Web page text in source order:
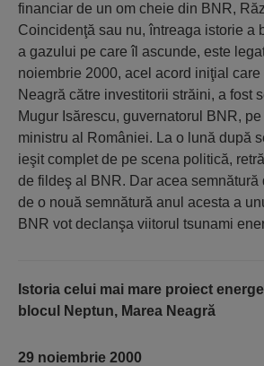
financiar de un om cheie din BNR,
Coincidenţă sau nu, întreaga istorie a
a gazului pe care îl ascunde, este
noiembrie 2000, acel acord iniţial
Neagră către investitorii străini, a fost
Mugur Isărescu, guvernatorul BNR,
ministru al României. La o lună după
ieşit complet de pe scena politică,
de fildeş al BNR. Dar acea semnătură
de o nouă semnătură anul acesta a
BNR vot declanşa viitorul tsunami
Istoria celui mai mare proiect
blocul Neptun, Marea Neagră
29 noiembrie 2000